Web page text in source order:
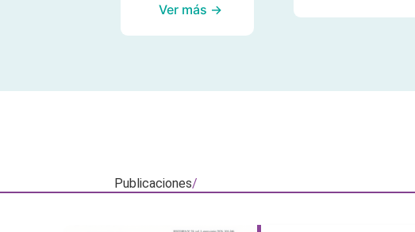
Ver más →
Publicaciones/